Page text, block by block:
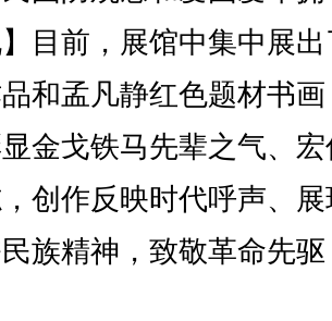
目前，展馆中集中展
和孟凡静红色题材书
金戈铁马先辈之气、
创作反映时代呼声、
族精神，致敬革命先